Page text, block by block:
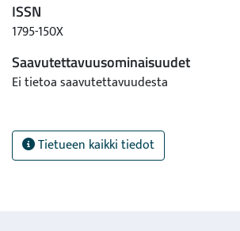
ISSN
1795-150X
Saavutettavuusominaisuudet
Ei tietoa saavutettavuudesta
Tietueen kaikki tiedot